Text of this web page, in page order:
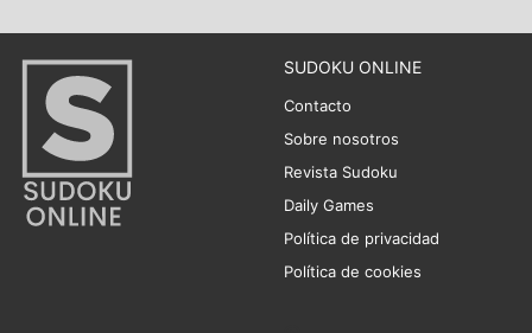
SUDOKU ONLINE
Contacto
Sobre nosotros
Revista Sudoku
Daily Games
Política de privacidad
Política de cookies